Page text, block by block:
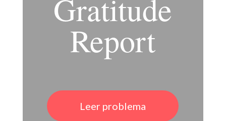
Gratitude
Report
Leer problema